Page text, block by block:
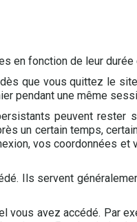
en fonction de leur durée
que vous quittez le
pendant une même
peuvent rester
un certain temps,
vos coordonnées et
Ils servent
avez accédé. Par